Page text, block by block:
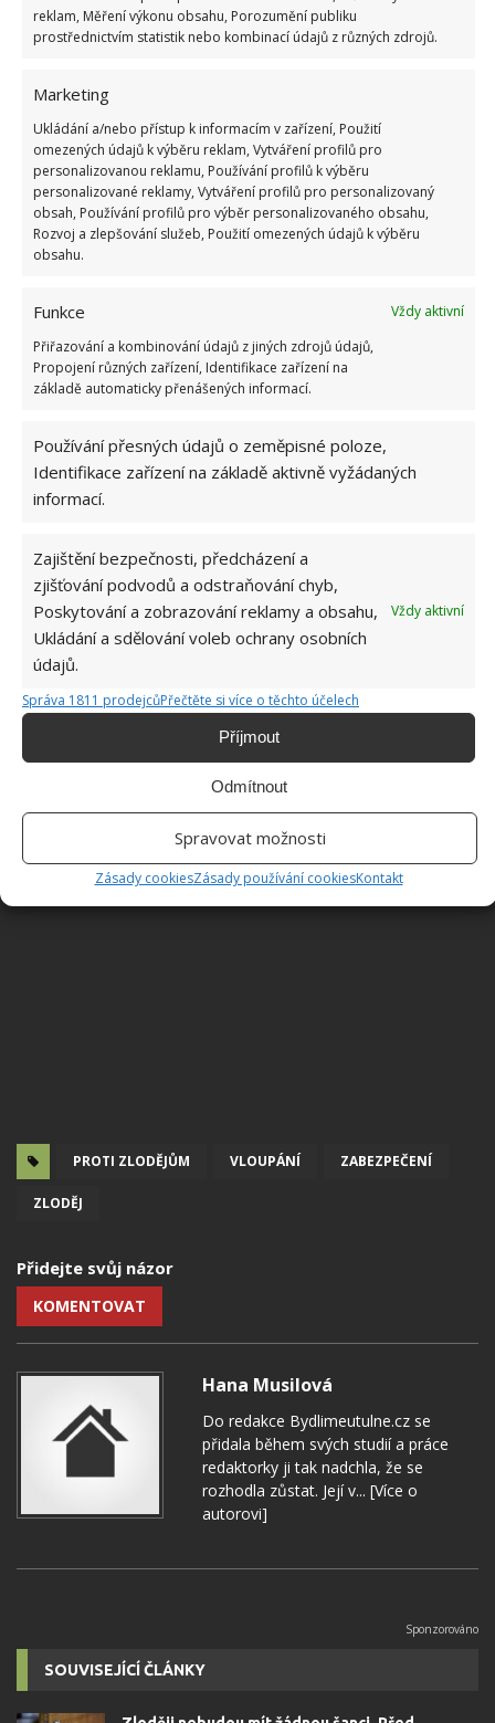
reklam, Měření výkonu obsahu, Porozumění publiku
prostřednictvím statistik nebo kombinací údajů z různých zdrojů.
Marketing
Ukládání a/nebo přístup k informacím v zařízení, Použití
omezených údajů k výběru reklam, Vytváření profilů pro
personalizovanou reklamu, Používání profilů k výběru
personalizované reklamy, Vytváření profilů pro personalizovaný
obsah, Používání profilů pro výběr personalizovaného obsahu,
Rozvoj a zlepšování služeb, Použití omezených údajů k výběru
obsahu.
Funkce
Vždy aktivní
Přiřazování a kombinování údajů z jiných zdrojů údajů,
Propojení různých zařízení, Identifikace zařízení na
základě automaticky přenášených informací.
Používání přesných údajů o zeměpisné poloze,
Identifikace zařízení na základě aktivně vyžádaných
informací.
Zajištění bezpečnosti, předcházení a
zjišťování podvodů a odstraňování chyb,
Poskytování a zobrazování reklamy a obsahu,
Ukládání a sdělování voleb ochrany osobních
údajů.
Vždy aktivní
Správa 1811 prodejcůPřečtěte si více o těchto účelech
Příjmout
Odmítnout
Spravovat možnosti
Zásady cookiesZásady používání cookiesKontakt
Jestli odejdete jen nakoupit, nechte v předsíni
hrát rádio. Když vás zloděj uvidí odcházet z
domu a pak za dveřmi uslyší hudbu, bude si
myslet, že u vás doma někdo přece jen zůstal.
A ještě dobrý tip závěrem
Existuje také produkt, v němž je čidlo pohybu, avšak
tentokrát se nerozsvítí, ale začne štěkat. A to už by
mohlo skutečně zloděje zahnat od vašeho prahu. A
když ještě necháteu vchodu misku s granulemi a
zvyklí prohlížet si předem ve dne nemovitosti, na něž
mají spadeno. Když uvidí vícero zajištění, možná je
napsali o tom, jak snadno si zloději dokáží poradit
visacím zámkem .
Zdroje:Nyheder24,DailyHomeSafety,TikTok
PROTI ZLODĚJŮM VLOUPÁNÍ ZABEZPEČENÍ
ZLODĚJ
Přidejte svůj názor
KOMENTOVAT
Hana Musilová
Do redakce Bydlimeutulne.cz se
přidala během svých studií a práce
redaktorky ji tak nadchla, že se
rozhodla zůstat. Její v... [Více o
autorovi]
SOUVISEJÍCÍ ČLÁNKY